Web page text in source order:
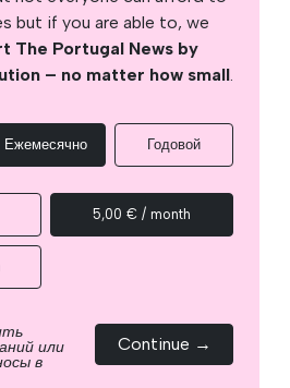
but if you are able to, we
The Portugal News by
– no matter how small.
Ежемесячно Годовой
5,00 € / month
или
в
Continue →